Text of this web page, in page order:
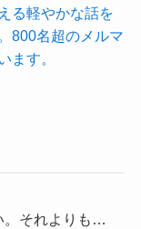
る軽やかな話を
800名超のメルマ
ます。
。それよりも…